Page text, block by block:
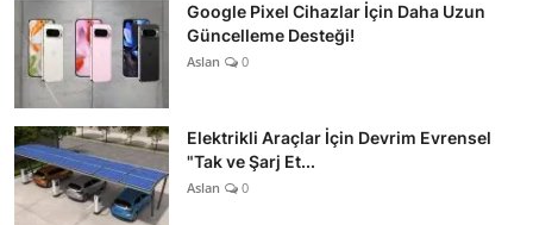
Google Pixel Cihazlar İçin Daha Uzun
Güncelleme Desteği!
Aslan 0
Elektrikli Araçlar İçin Devrim Evrensel
"Tak ve Şarj Et...
Aslan 0